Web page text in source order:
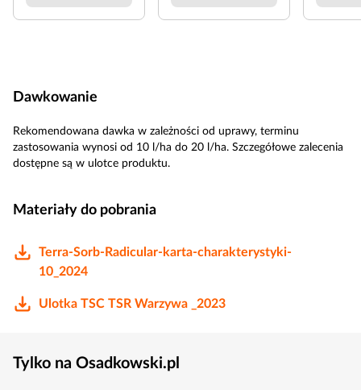
Dawkowanie
Rekomendowana dawka w zależności od uprawy, terminu
zastosowania wynosi od 10 l/ha do 20 l/ha. Szczegółowe zalecenia
dostępne są w ulotce produktu.
Materiały do pobrania
Terra-Sorb-Radicular-karta-charakterystyki-
10_2024
Ulotka TSC TSR Warzywa _2023
Tylko na Osadkowski.pl